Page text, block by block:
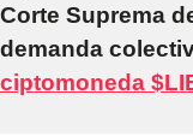
Corte Suprema
demanda
ciptomoneda